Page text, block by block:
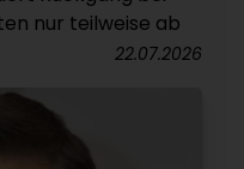
nur teilweise ab
22.07.2026